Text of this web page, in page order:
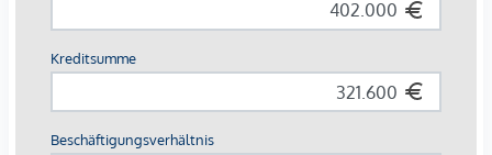
Nun aber raus ins Freie: die Hebe-Schiebetüre auf, den
bella Ihr Vita ist.
Ob Garten- oder Dachgeschoßwohnung, Single- oder
Familiengröße, Eigennutzer oder Vorsorge – die